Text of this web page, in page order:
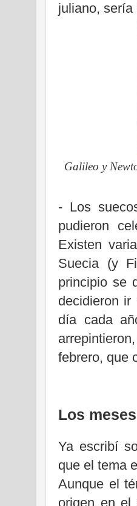
juliano, sería
Galileo y
- Los
pudieron
Existen
Suecia (y
principio se
decidieron ir
día cada
febrero, que
Los
Ya escribí
que el tema
Aunque el
origen en el